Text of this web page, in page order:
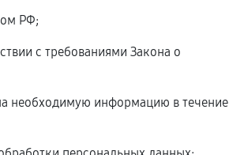
РФ;
с требованиями Закона о
необходимую информацию в течение